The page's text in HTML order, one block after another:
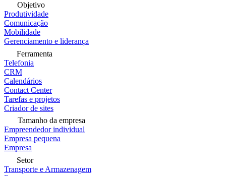
Objetivo
Produtividade
Comunicação
Mobilidade
Gerenciamento e liderança
Ferramenta
Telefonia
CRM
Calendários
Contact Center
Tarefas e projetos
Criador de sites
Tamanho da empresa
Empreendedor individual
Empresa pequena
Empresa
Setor
Transporte e Armazenagem